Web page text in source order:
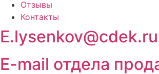
Отзывы
Контакты
E.lysenkov@cdek.ru
E-mail отдела